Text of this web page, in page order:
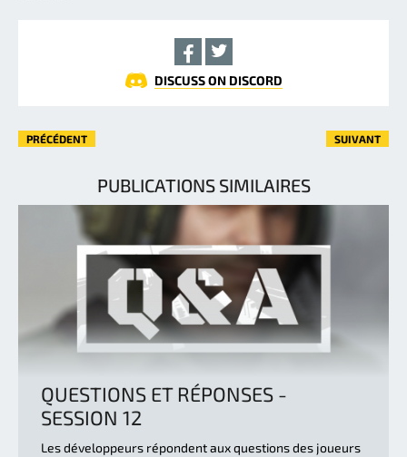
DISCUSS ON DISCORD
PRÉCÉDENT SUIVANT
PUBLICATIONS SIMILAIRES
QUESTIONS ET RÉPONSES -
SESSION 12
Les développeurs répondent aux questions des joueurs